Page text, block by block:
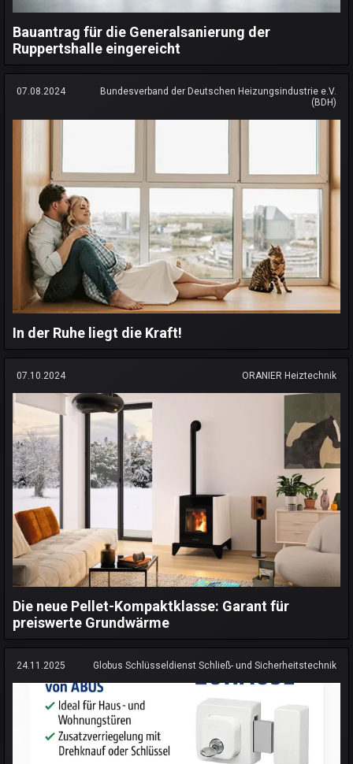
Bauantrag für die Generalsanierung der
Ruppertshalle eingereicht
07.08.2024
Bundesverband der Deutschen Heizungsindustrie e.V.
(BDH)
In der Ruhe liegt die Kraft!
07.10.2024 ORANIER Heiztechnik
Die neue Pellet-Kompaktklasse: Garant für
preiswerte Grundwärme
24.11.2025 Globus Schlüsseldienst Schließ- und Sicherheitstechnik